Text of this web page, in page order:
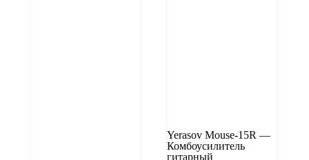
Yerasov Mouse-15R —
Комбоусилитель
гитарный